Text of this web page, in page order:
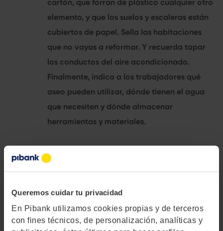
Queremos cuidar tu privacidad
En Pibank utilizamos cookies propias y de terceros
con fines técnicos, de personalización, analíticas y
cartón, que forran de plástico cualquier otro
elemento, y que los suelos y escaleras están
cubiertos de papel. Sella las habitaciones
que no vayas a reformar. Y recuerda tapar
los conductos del aire acondicionado.
Finalmente, indica a los trabajadores qué
aseo pueden utilizar, dónde tienen el agua
que necesiten y dónde almacenar
herramientas y materiales.
reforma es más sencillo con un poco de planificación.
Esperamos que esta entrada te ayude a gestionar mejor
tu aventura reformadora y que lo consigas con éxito y